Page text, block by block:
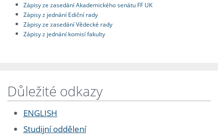
Zápisy ze zasedání Akademického senátu FF UK
Zápisy z jednání Ediční rady
Zápisy ze zasedání Vědecké rady
Zápisy z jednání komisí fakulty
Důležité odkazy
ENGLISH
Studijní oddělení